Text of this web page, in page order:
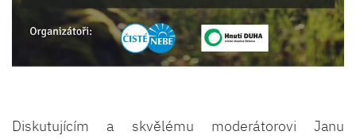
Diskutujícím a skvělému moderátorovi Janu